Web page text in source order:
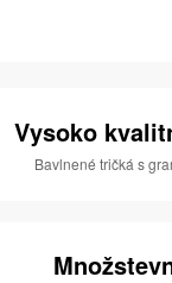
Vysoko
Bavlnené tričká s